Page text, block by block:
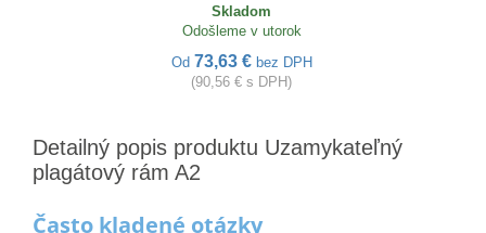
Skladom
Odošleme v utorok
Od 73,63 € bez DPH
(90,56 € s DPH)
Detailný popis produktu Uzamykateľný
plagátový rám A2
Často kladené otázky